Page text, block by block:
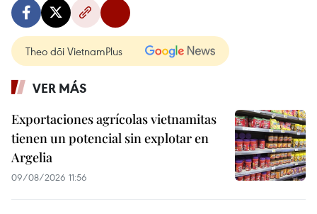
Theo dõi VietnamPlus
VER MÁS
Exportaciones agrícolas vietnamitas
tienen un potencial sin explotar en
Argelia
09/08/2026 11:56